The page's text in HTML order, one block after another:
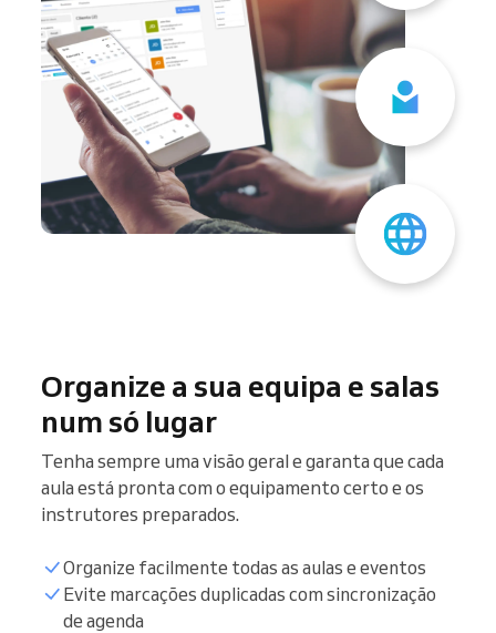
Sincronizar agenda
Organize a sua equipa e salas
num só lugar
Tenha sempre uma visão geral e garanta que cada
aula está pronta com o equipamento certo e os
instrutores preparados.
Organize facilmente todas as aulas e eventos
Evite marcações duplicadas com sincronização
de agenda